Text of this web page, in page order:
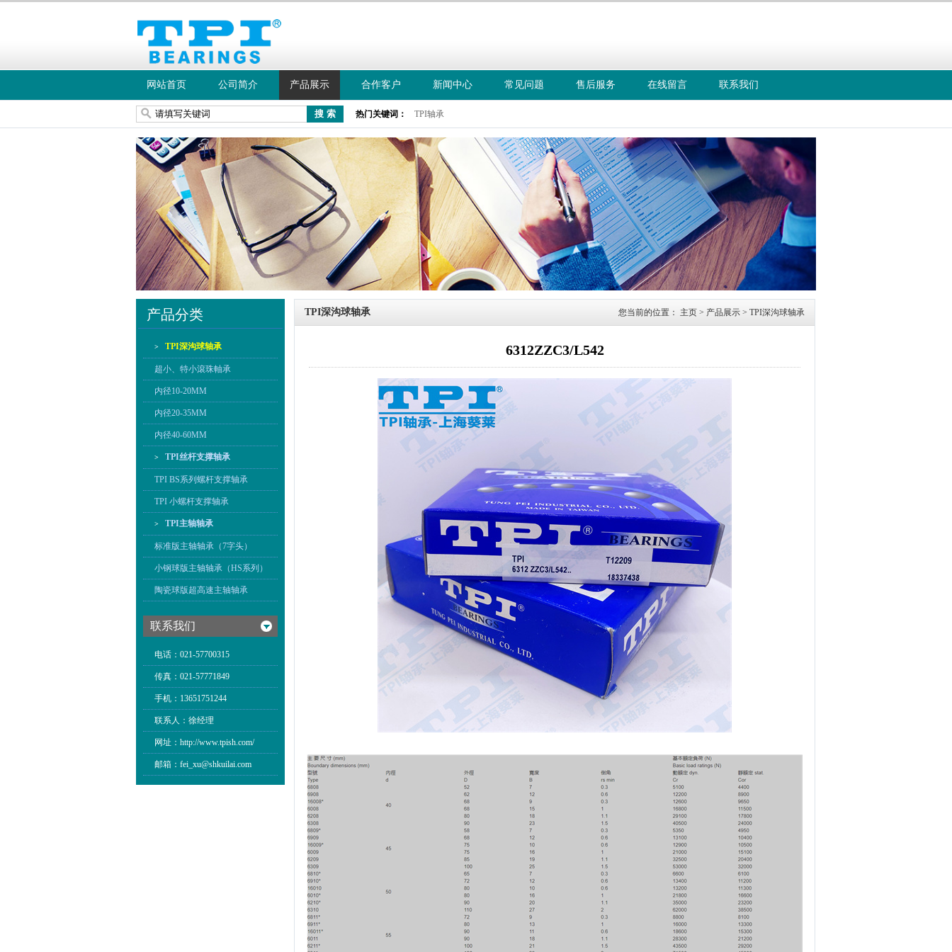
咨询热线：
网站首页 公司简介 产品展示 合作客户 新闻中心 常见问题 售后服务 在线留言 联系我们
热门关键词： TPI轴承
产品分类
> TPI深沟球轴承
超小、特小滾珠軸承
内径10-20MM
内径20-35MM
内径40-60MM
> TPI丝杆支撑轴承
TPI BS系列螺杆支撑轴承
TPI 小螺杆支撑轴承
> TPI主轴轴承
标准版主轴轴承（7字头）
小钢球版主轴轴承（HS系列）
陶瓷球版超高速主轴轴承
联系我们
电话：021-57700315
传真：021-57771849
手机：13651751244
联系人：徐经理
网址：http://www.tpish.com/
邮箱：fei_xu@shkuilai.com
您当前的位置： 主页 > 产品展示 > TPI深沟球轴承
TPI深沟球轴承
6312ZZC3/L542